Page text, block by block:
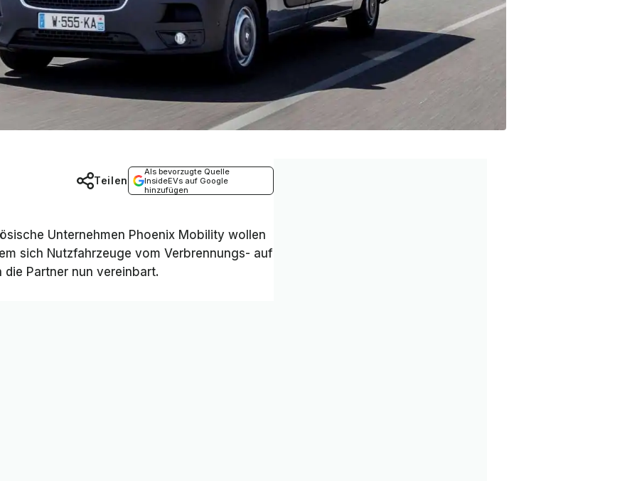
Als bevorzugte Quelle
InsideEVs auf Google
hinzufügen
Teilen
Unternehmen Phoenix Mobility wollen
sich Nutzfahrzeuge vom Verbrennungs- auf
Partner nun vereinbart.